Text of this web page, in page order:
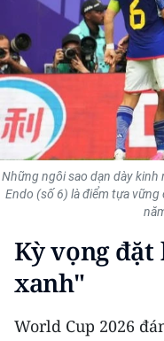
GIÁO DỤC
Y TẾ
KHOA HỌC - CÔNG
MÔI TRƯỜNG
BẠN ĐỌC
KIỂM CHỨNG
TRI THỨC CHUYÊN
54 DÂN TỘC VIỆT
Những ngôi sao dạn dày kinh
Endo (số 6) là điểm tựa vững
Kỳ vọng
xanh"
World Cup 2026